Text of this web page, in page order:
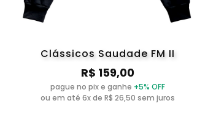
Clássicos Saudade FM II
R$ 159,00
pague no pix e ganhe +5% OFF
ou em até 6x de R$ 26,50 sem juros